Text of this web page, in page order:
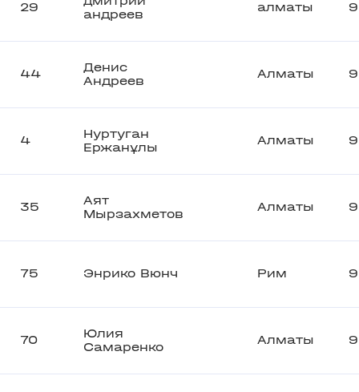
29
андреев
алматы
44
Денис
Андреев
Алматы
4
Нуртуган
Ержанұлы
Алматы
35
Аят
Мырзахметов
Алматы
75 Энрико Вюнч Рим
70
Юлия
Самаренко
Алматы